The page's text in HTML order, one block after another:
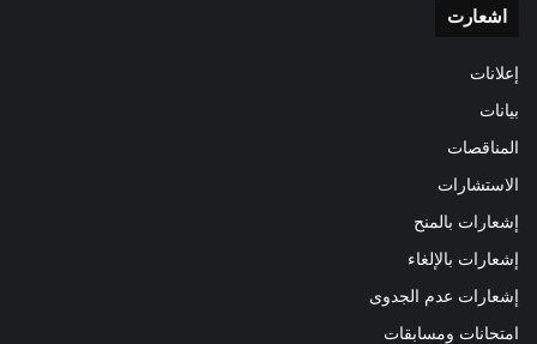
اشعارت
إعلانات
بيانات
المناقصات
الاستشارات
إشعارات بالمنح
إشعارات بالإلغاء
إشعارات عدم الجدوى
امتحانات ومسابقات